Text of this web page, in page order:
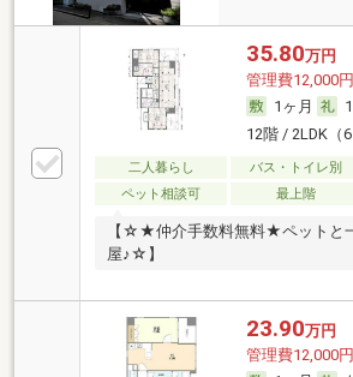
35.80万円
管理費12,000円
1ヶ月
12階 / 2LDK（
二人暮らし バス・トイレ別
ペット相談可
最上階
【☆★仲介手数料無料★ペットと
屋♪☆】
23.90万円
管理費12,000円